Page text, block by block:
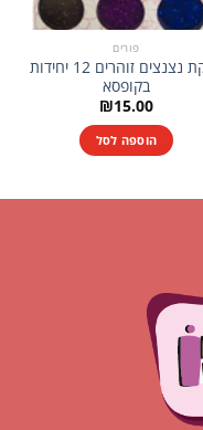
פורים
אבקת נצנצים זוהרים 12 יחידות
בקופסא
₪15.00
הוספה לסל